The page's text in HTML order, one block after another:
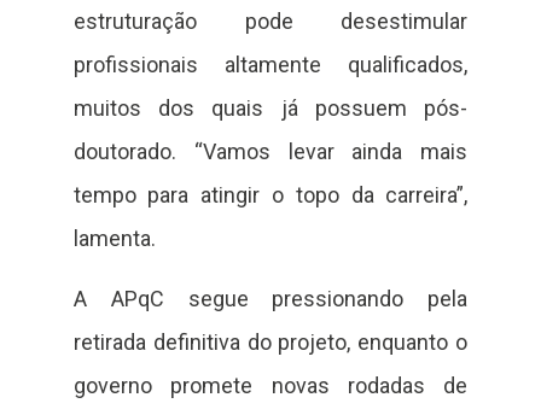
estruturação pode desestimular
profissionais altamente qualificados,
muitos dos quais já possuem pós-
doutorado. “Vamos levar ainda mais
tempo para atingir o topo da carreira”,
lamenta.
A APqC segue pressionando pela
retirada definitiva do projeto, enquanto o
governo promete novas rodadas de